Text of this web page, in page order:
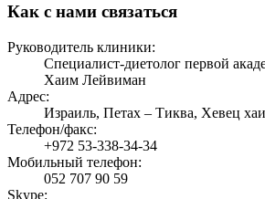
Как с нами связаться
Руководитель клиники:
Специалист-диетолог первой
Хаим Лейвиман
Адрес:
Израиль, Петах – Тиква, Хевец
Телефон/факс:
+972 53-338-34-34
Мобильный телефон:
052 707 90 59
Skype: